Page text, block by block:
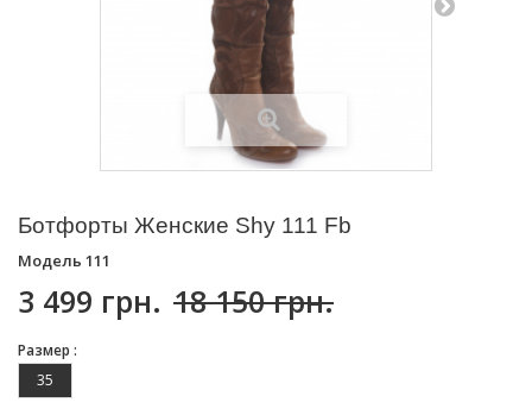
Ботфорты Женские Shy 111 Fb
Модель 111
3 499 грн. 18 150 грн.
Размер :
35